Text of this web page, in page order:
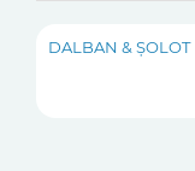
DALBAN & ȘOLOT